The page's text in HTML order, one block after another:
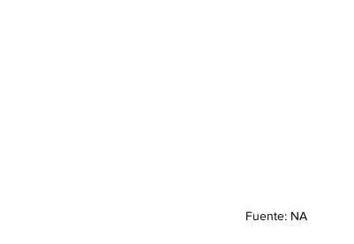
Fuente: NA